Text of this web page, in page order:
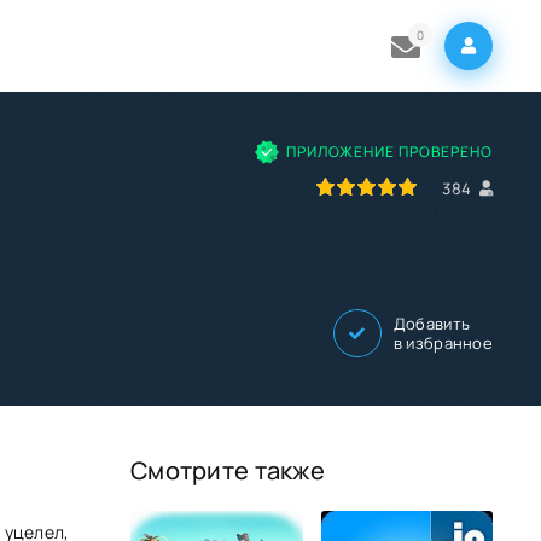
0
ПРИЛОЖЕНИЕ ПРОВЕРЕНО
384
Добавить
в избранное
Смотрите также